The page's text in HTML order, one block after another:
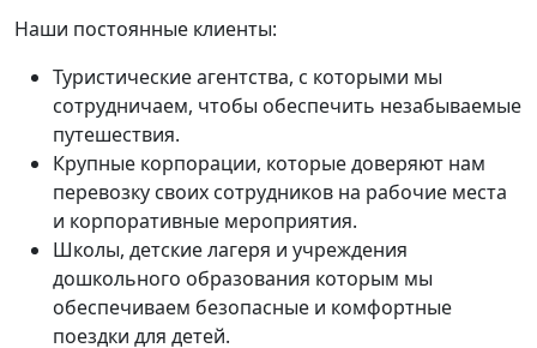
Наши постоянные клиенты:
Туристические агентства, с которыми мы
сотрудничаем, чтобы обеспечить незабываемые
путешествия.
Крупные корпорации, которые доверяют нам
перевозку своих сотрудников на рабочие места
и корпоративные мероприятия.
Школы, детские лагеря и учреждения
дошкольного образования которым мы
обеспечиваем безопасные и комфортные
поездки для детей.